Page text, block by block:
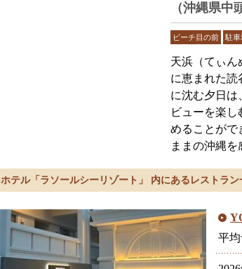
（沖縄県中
ビーチ目の前 駐車
天浜（てぃん
に恵まれた読
に沈む夕日は
ビューを楽
めることがで
ままの沖縄を
ホテル「ラソールシーリゾート」 内にあるレストラン
平